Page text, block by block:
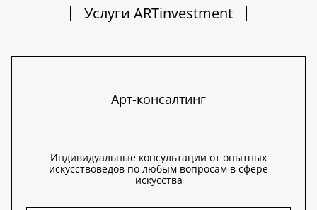
Услуги ARTinvestment
Арт-консалтинг
Индивидуальные консультации от опытных
искусствоведов по любым вопросам в сфере
искусства